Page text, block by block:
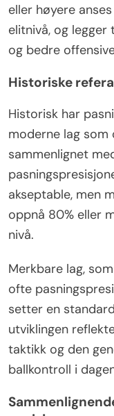
eller høyere
elitnivå, og
og bedre
Historiske
Historisk har
moderne lag
sammenlignet
akseptable, men
oppnå 80% eller
nivå.
Merkbare lag,
ofte
setter en
utviklingen
taktikk og den
ballkontroll i